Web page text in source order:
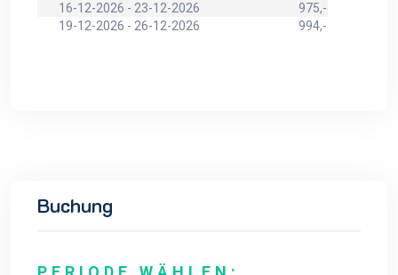
16-12-2026 - 23-12-2026
975,-
19-12-2026 - 26-12-2026
994,-
Buchung